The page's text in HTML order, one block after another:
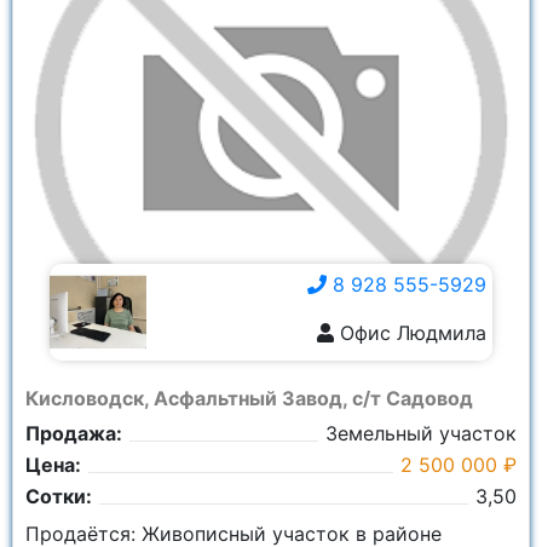
Кисловодск, Асфальтный Завод, с/т Садовод
Продажа:
Земельный участок
Цена:
2 500 000 ₽
Сотки:
3,50
8 928 555-5929
Офис Людмила
Продаётся: Живописный участок в районе